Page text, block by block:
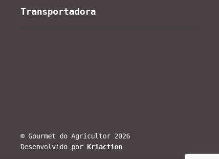
Transportadora
© Gourmet do Agricultor 2026
Desenvolvido porKriaction